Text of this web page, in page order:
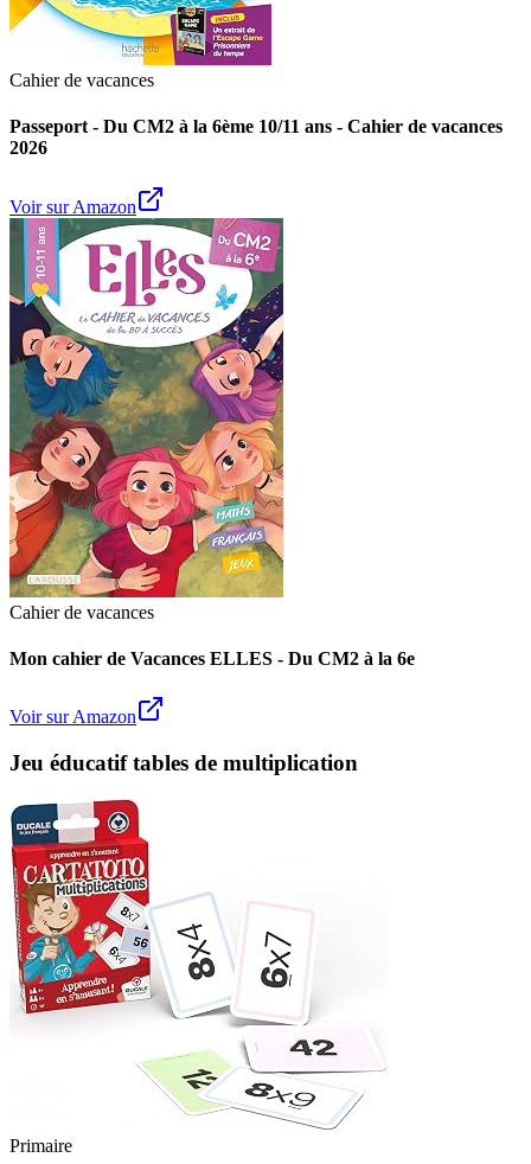
Cahier de vacances
Passeport - Du CM2 à la 6ème 10/11 ans - Cahier de vacances
2026
Voir sur Amazon
Cahier de vacances
Mon cahier de Vacances ELLES - Du CM2 à la 6e
Voir sur Amazon
Jeu éducatif tables de multiplication
Primaire